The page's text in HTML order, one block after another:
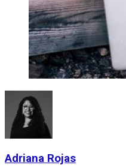
Adriana Rojas